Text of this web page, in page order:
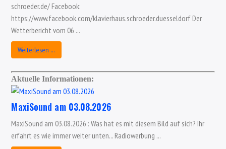
schroeder.de/ Facebook:
https://www.facebook.com/klavierhaus.schroeder.duesseldorf Der
Wetterbericht vom 06 ...
Weiterlesen …
Aktuelle Informationen:
MaxiSound am 03.08.2026
MaxiSound am 03.08.2026 : Was hat es mit diesem Bild auf sich? Ihr
erfahrt es wie immer weiter unten... Radiowerbung ...